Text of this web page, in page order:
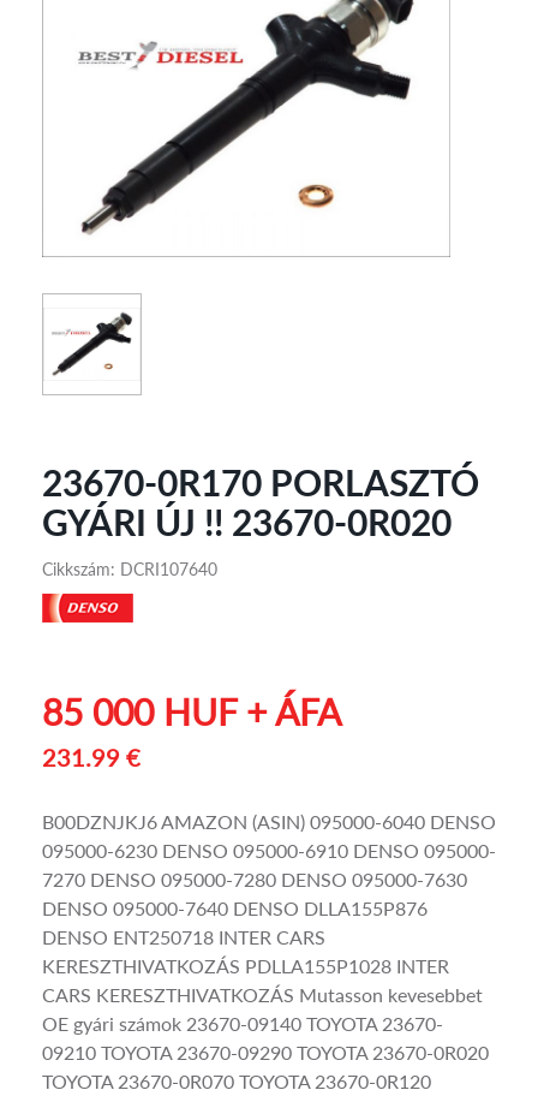
23670-0R170 PORLASZTÓ
GYÁRI ÚJ !! 23670-0R020
Cikkszám: DCRI107640
85 000 HUF + ÁFA
231.99 €
B00DZNJKJ6 AMAZON (ASIN) 095000-6040 DENSO
095000-6230 DENSO 095000-6910 DENSO 095000-
7270 DENSO 095000-7280 DENSO 095000-7630
DENSO 095000-7640 DENSO DLLA155P876
DENSO ENT250718 INTER CARS
KERESZTHIVATKOZÁS PDLLA155P1028 INTER
CARS KERESZTHIVATKOZÁS Mutasson kevesebbet
OE gyári számok 23670-09140 TOYOTA 23670-
09210 TOYOTA 23670-09290 TOYOTA 23670-0R020
TOYOTA 23670-0R070 TOYOTA 23670-0R120